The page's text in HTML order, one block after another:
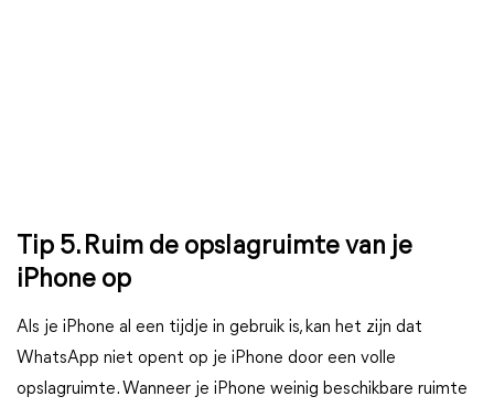
Tip 5. Ruim de opslagruimte van je
iPhone op
Als je iPhone al een tijdje in gebruik is, kan het zijn dat
WhatsApp niet opent op je iPhone door een volle
opslagruimte. Wanneer je iPhone weinig beschikbare ruimte